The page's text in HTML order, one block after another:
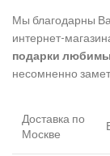
Мы благодарны
интернет-
подарки
несомненно
Доставка по
Москве